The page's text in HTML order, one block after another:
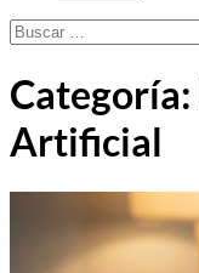
Buscar:
Categoría:
Artificial